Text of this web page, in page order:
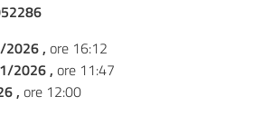
, ore 16:12
2026 , ore 11:47
, ore 12:00